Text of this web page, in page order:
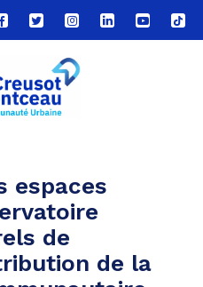
Lien
vers
compte
Facebook
Lien
vers
compte
Twitter
Lien
vers
le
compte
Lien
vers
Lien
vers
Lien
vers
espaces
de
de la